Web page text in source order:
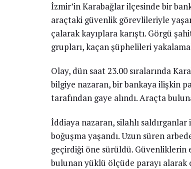
İzmir’in Karabağlar ilçesinde bir
araçtaki güvenlik görevlileriyle
çalarak kayıplara karıştı. Görgü
grupları, kaçan şüphelileri
Olay, dün saat 23.00 sıralarında
bilgiye nazaran, bir bankaya ilişkin
tarafından gaye alındı. Araçta
İddiaya nazaran, silahlı
boğuşma yaşandı. Uzun süren
geçirdiği öne sürüldü. Güvenliklerin
bulunan yüklü ölçüde parayı alarak